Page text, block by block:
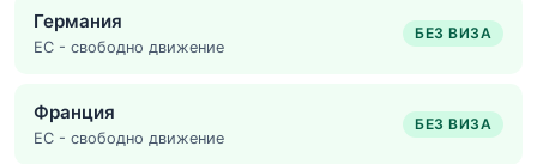
Германия
ЕС - свободно движение
БЕЗ ВИЗА
Франция
ЕС - свободно движение
БЕЗ ВИЗА